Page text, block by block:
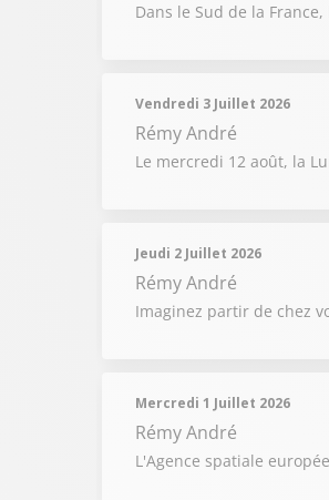
Dans le Sud de la
Vendredi 3 Juillet 2026
Rémy André
Le mercredi 12 août, la
Jeudi 2 Juillet 2026
Rémy André
Imaginez partir de chez
Mercredi 1 Juillet 2026
Rémy André
L'Agence spatiale